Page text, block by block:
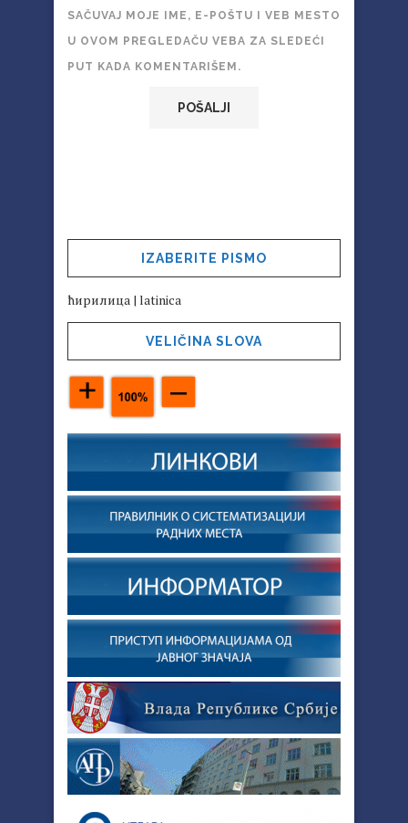
SAČUVAJ MOJE IME, E-POŠTU I VEB MESTO
U OVOM PREGLEDAČU VEBA ZA SLEDEĆI
PUT KADA KOMENTARIŠEM.
IZABERITE PISMO
ћирилица | latinica
VELIČINA SLOVA